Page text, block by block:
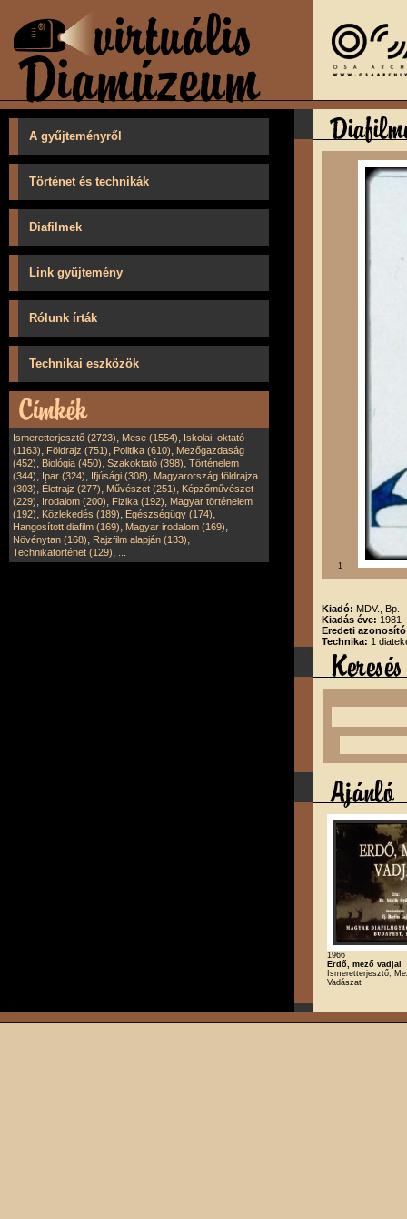
A gyűjteményről
Történet és technikák
Diafilmek
Link gyűjtemény
Rólunk írták
Technikai eszközök
Ismeretterjesztő (2723), Mese (1554), Iskolai, oktató
(1163), Földrajz (751), Politika (610), Mezőgazdaság
(452), Biológia (450), Szakoktató (398), Történelem
(344), Ipar (324), Ifjúsági (308), Magyarország földrajza
(303), Életrajz (277), Művészet (251), Képzőművészet
(229), Irodalom (200), Fizika (192), Magyar történelem
(192), Közlekedés (189), Egészségügy (174),
Hangosított diafilm (169), Magyar irodalom (169),
Növénytan (168), Rajzfilm alapján (133),
Technikatörténet (129),
1
Kiadó: MDV., Bp.
Kiadás éve: 1981
Eredeti
Technika: 1
1966
Erdő, mező vadjai
Ismeretterjesztő,
Vadászat